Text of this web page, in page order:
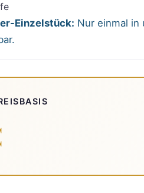
Einzelstück: Nur einmal in